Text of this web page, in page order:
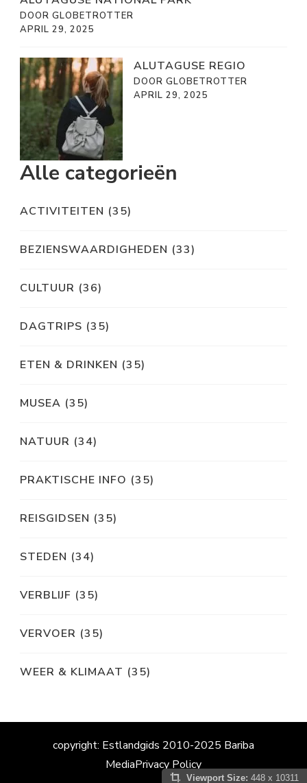
DOOR GLOBETROTTER
APRIL 29, 2025
ALUTAGUSE REGIO
DOOR GLOBETROTTER
APRIL 29, 2025
Alle categorieën
ACTIVITEITEN (35)
BEZIENSWAARDIGHEDEN (33)
CULTUUR (36)
DAGTRIPS (35)
ETEN & DRINKEN (35)
MUSEA (35)
NATUUR (34)
PRAKTISCHE INFO (35)
REISGIDSEN (35)
STEDEN (34)
VERBLIJF (35)
VERVOER (35)
WEER & KLIMAAT (35)
copyright: Estlandgids 2010-2025 Bariba
MediaPrivacy Policy
Viewport Size: 448 x 10311